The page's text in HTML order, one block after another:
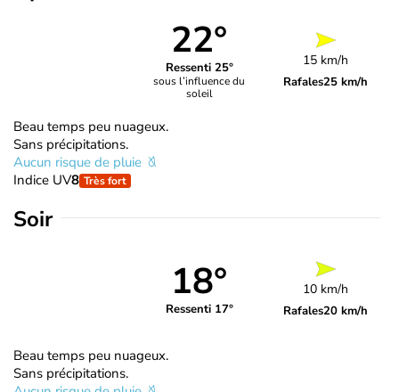
22°
Ressenti 25°
sous l’influence du
soleil
15 km/h
Rafales25 km/h
Beau temps peu nuageux.
Sans précipitations.
Aucun risque de pluie
Indice UV8 Très fort
Soir
18°
Ressenti 17°
10 km/h
Rafales20 km/h
Beau temps peu nuageux.
Sans précipitations.